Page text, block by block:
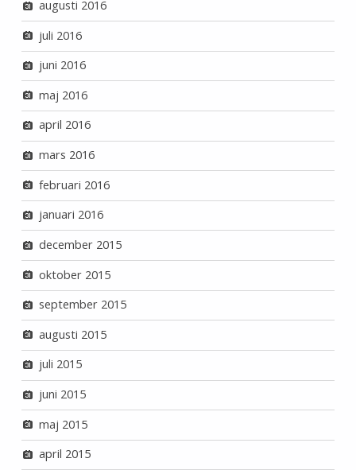
augusti 2016
juli 2016
juni 2016
maj 2016
april 2016
mars 2016
februari 2016
januari 2016
december 2015
oktober 2015
september 2015
augusti 2015
juli 2015
juni 2015
maj 2015
april 2015